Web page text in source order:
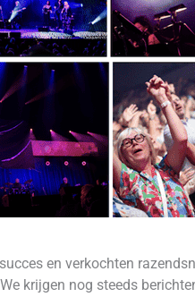
en verkochten
krijgen nog steeds